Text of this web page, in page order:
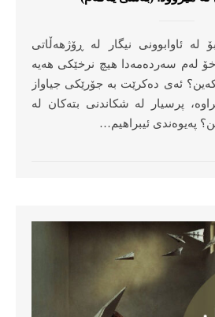
لەم سەردەمەدا هیچ نرخێکی هەیە
ئەی دەکرێت بە جۆرێکی جیاواز
پرسیار لە شکاندنی بتەکان لە
پەیوەندی ئیبراهیم…